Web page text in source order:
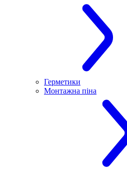
Герметики
Монтажна піна